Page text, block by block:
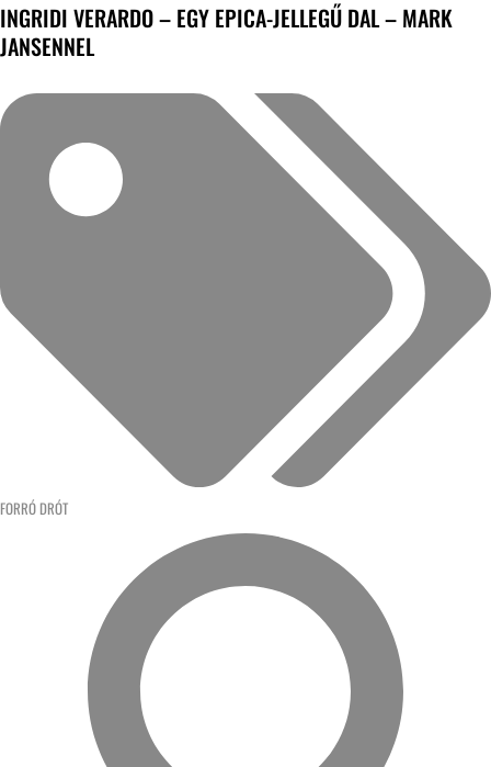
INGRIDI VERARDO – EGY EPICA-JELLEGŰ DAL – MARK
JANSENNEL
FORRÓ DRÓT